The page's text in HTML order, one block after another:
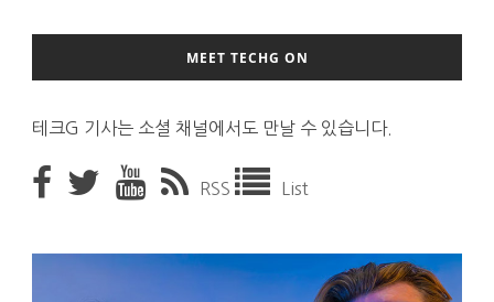
MEET TECHG ON
테크G 기사는 소셜 채널에서도 만날 수 있습니다.
RSS List